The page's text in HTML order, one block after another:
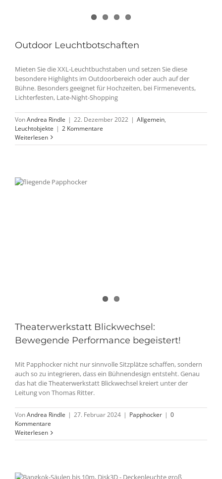
Outdoor Leuchtbotschaften
Mieten Sie die XXL-Leuchtbuchstaben und setzen Sie diese
besondere Highlights im Outdoorbereich oder auch auf der
Bühne. Besonders geeignet für Hochzeiten, bei Firmenevents,
Lichterfesten, Late-Night-Shopping
VonAndrea Rindle | 22. Dezember 2022 | Allgemein,
Leuchtobjekte | 2 Kommentare
Weiterlesen
Theaterwerkstatt Blickwechsel:
Bewegende Performance begeistert!
Mit Papphocker nicht nur sinnvolle Sitzplätze schaffen, sondern
auch so zu integrieren, dass ein Bühnendesign entsteht. Genau
das hat die Theaterwerkstatt Blickwechsel kreiert unter der
Leitung von Thomas Ritter.
VonAndrea Rindle | 27. Februar 2024 | Papphocker | 0
Kommentare
Weiterlesen